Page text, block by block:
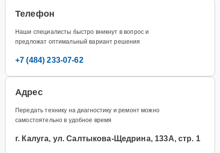
Телефон
Наши специалисты быстро вникнут в вопрос и
предложат оптимальный вариант решения
+7 (484) 233-07-62
Адрес
Передать технику на диагностику и ремонт можно
самостоятельно в удобное время
г. Калуга, ул. Салтыкова-Щедрина, 133А, стр. 1